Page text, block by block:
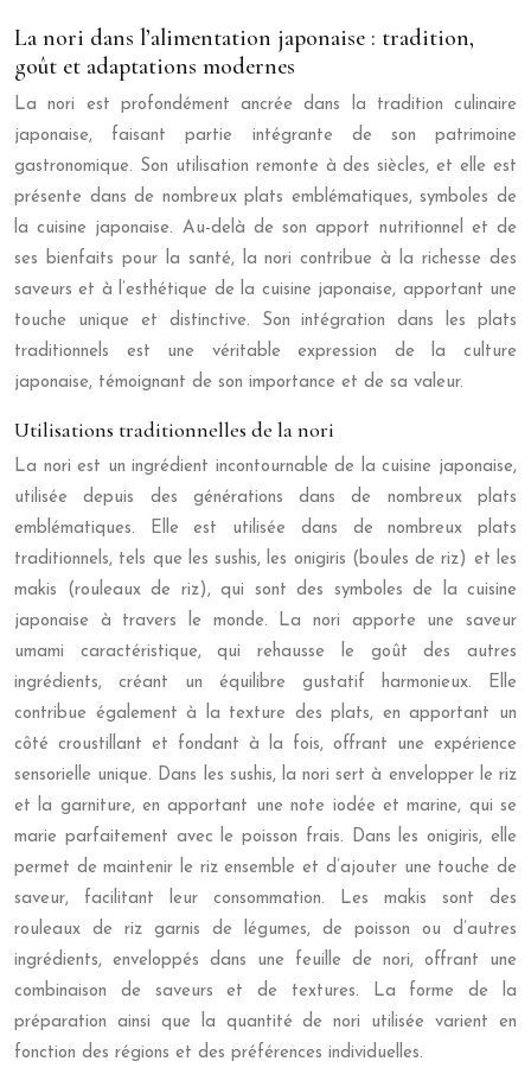
La nori dans l’alimentation japonaise : tradition,
goût et adaptations modernes
La nori est profondément ancrée dans la tradition culinaire
japonaise, faisant partie intégrante de son patrimoine
gastronomique. Son utilisation remonte à des siècles, et elle est
présente dans de nombreux plats emblématiques, symboles de
la cuisine japonaise. Au-delà de son apport nutritionnel et de
ses bienfaits pour la santé, la nori contribue à la richesse des
saveurs et à l’esthétique de la cuisine japonaise, apportant une
touche unique et distinctive. Son intégration dans les plats
traditionnels est une véritable expression de la culture
japonaise, témoignant de son importance et de sa valeur.
Utilisations traditionnelles de la nori
La nori est un ingrédient incontournable de la cuisine japonaise,
utilisée depuis des générations dans de nombreux plats
emblématiques. Elle est utilisée dans de nombreux plats
traditionnels, tels que les sushis, les onigiris (boules de riz) et les
makis (rouleaux de riz), qui sont des symboles de la cuisine
japonaise à travers le monde. La nori apporte une saveur
umami caractéristique, qui rehausse le goût des autres
ingrédients, créant un équilibre gustatif harmonieux. Elle
contribue également à la texture des plats, en apportant un
côté croustillant et fondant à la fois, offrant une expérience
sensorielle unique. Dans les sushis, la nori sert à envelopper le riz
et la garniture, en apportant une note iodée et marine, qui se
marie parfaitement avec le poisson frais. Dans les onigiris, elle
permet de maintenir le riz ensemble et d’ajouter une touche de
saveur, facilitant leur consommation. Les makis sont des
rouleaux de riz garnis de légumes, de poisson ou d’autres
ingrédients, enveloppés dans une feuille de nori, offrant une
combinaison de saveurs et de textures. La forme de la
préparation ainsi que la quantité de nori utilisée varient en
fonction des régions et des préférences individuelles.